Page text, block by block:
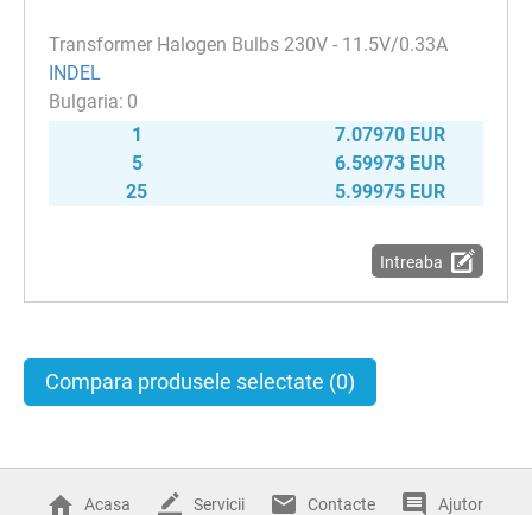
Transformer Halogen Bulbs 230V - 11.5V/0.33A
INDEL
0
1
7.07970 EUR
5
6.59973 EUR
25
5.99975 EUR
Intreaba
Compara produsele selectate (0)
Acasa Servicii Contacte Ajutor